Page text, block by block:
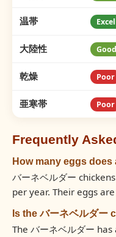
温帯
大陸性 Good
乾燥 Poor
亜寒帯 Poor
Frequently
How many eggs does
バーネベルダー
per year. Their eggs are
Is the バーネベルダー
The バーネベルダー